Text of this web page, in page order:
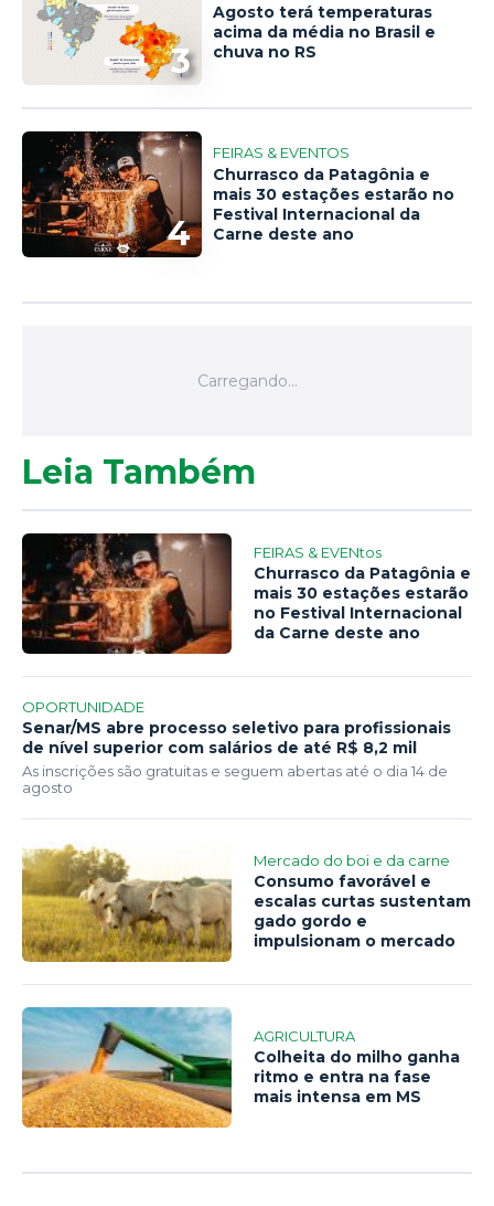
3
Agosto terá temperaturas
acima da média no Brasil e
chuva no RS
4
FEIRAS & EVENTOS
Churrasco da Patagônia e
mais 30 estações estarão no
Festival Internacional da
Carne deste ano
Leia Também
FEIRAS & EVENtos
Churrasco da Patagônia e
mais 30 estações estarão
no Festival Internacional
da Carne deste ano
OPORTUNIDADE
Senar/MS abre processo seletivo para profissionais
de nível superior com salários de até R$ 8,2 mil
As inscrições são gratuitas e seguem abertas até o dia 14 de
agosto
Mercado do boi e da carne
Consumo favorável e
escalas curtas sustentam
gado gordo e
impulsionam o mercado
AGRICULTURA
Colheita do milho ganha
ritmo e entra na fase
mais intensa em MS